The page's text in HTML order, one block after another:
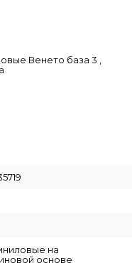
Венето база 3 ,
на
основе